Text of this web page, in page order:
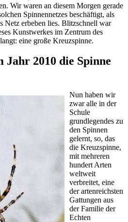
Wir waren an diesem Morgen gerade
Spinnennetzes beschäftigt, als
Netz erbeben lies. Blitzschnell war
Kunstwerkes im Zentrum des
eine große Kreuzspinne.
2010 die Spinne
Nun haben wir
zwar alle in der
Schule
grundlegendes zu
den Spinnen
gelernt, so, das
die Kreuzspinne,
mit mehreren
hundert Arten
weltweit
verbreitet, eine
der artenreichsten
Gattungen aus
der Familie der
Echten